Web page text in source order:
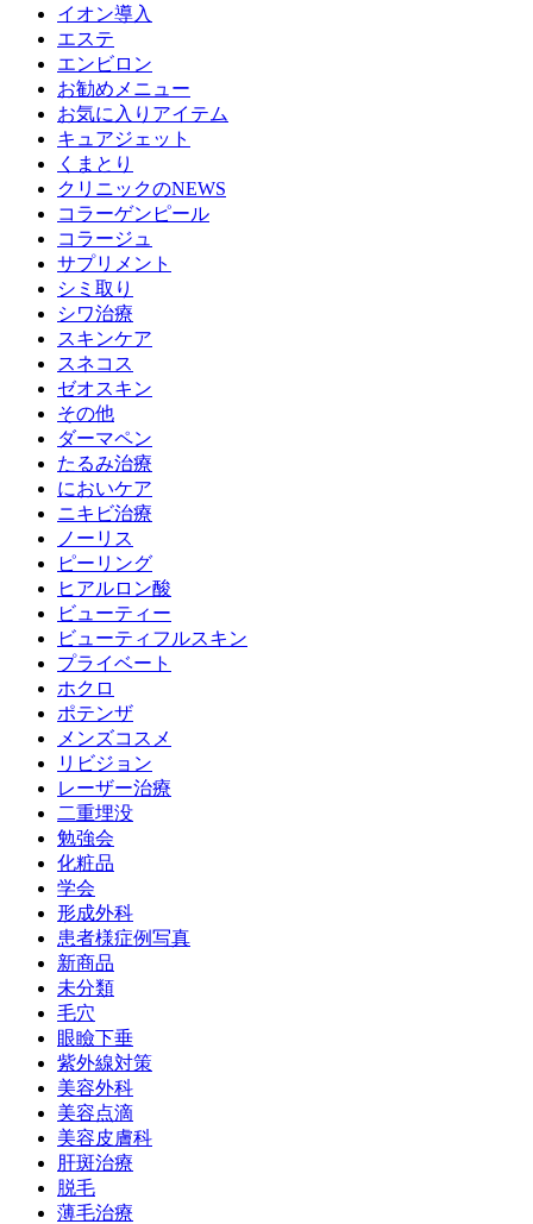
イオン導入
エステ
エンビロン
お勧めメニュー
お気に入りアイテム
キュアジェット
くまとり
クリニックのNEWS
コラーゲンピール
コラージュ
サプリメント
シミ取り
シワ治療
スキンケア
スネコス
ゼオスキン
その他
ダーマペン
たるみ治療
においケア
ニキビ治療
ノーリス
ピーリング
ヒアルロン酸
ビューティー
ビューティフルスキン
プライベート
ホクロ
ポテンザ
メンズコスメ
リビジョン
レーザー治療
二重埋没
勉強会
化粧品
学会
形成外科
患者様症例写真
新商品
未分類
毛穴
眼瞼下垂
紫外線対策
美容外科
美容点滴
美容皮膚科
肝斑治療
脱毛
薄毛治療